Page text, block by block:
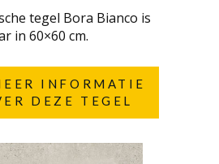
tegel Bora Bianco is
in 60×60 cm.
INFORMATIE
DEZE TEGEL